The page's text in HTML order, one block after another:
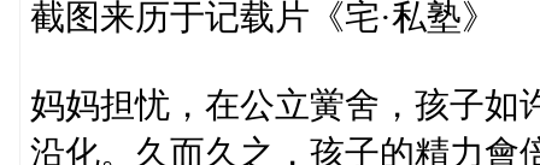
截图来历于记载片《宅·私塾》
妈妈担忧，在公立黉舍，孩子如
沿化。久而久之，孩子的精力會